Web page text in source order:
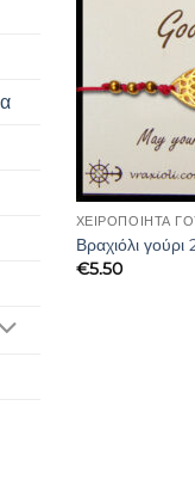
ΧΕΙΡΟΠΟΊΗΤΑ
Βραχιόλι γούρι
€5.50